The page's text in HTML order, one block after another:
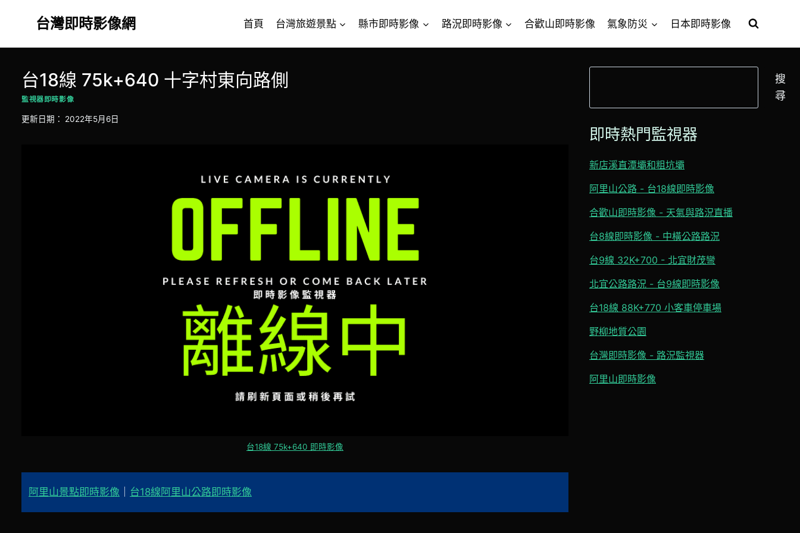
台灣即時影像網 首頁 台灣旅遊景點 縣市即時影像 路況即時影像 合歡山即時影像 氣象防災 日本即時影像
台18線 75k+640 十字村東向路側
監視器即時影像
更新日期： 2022年5月6日
台18線 75k+640 即時影像
阿里山景點即時影像 台18線阿里山公路即時影像
搜
尋
即時熱門監視器
新店溪直潭壩和粗坑壩
阿里山公路 - 台18線即時影像
合歡山即時影像 - 天氣與路況直播
台8線即時影像 - 中橫公路路況
台9線 32K+700 - 北宜財茂彎
北宜公路路況 - 台9線即時影像
台18線 88K+770 小客車停車場
野柳地質公園
台灣即時影像 - 路況監視器
阿里山即時影像